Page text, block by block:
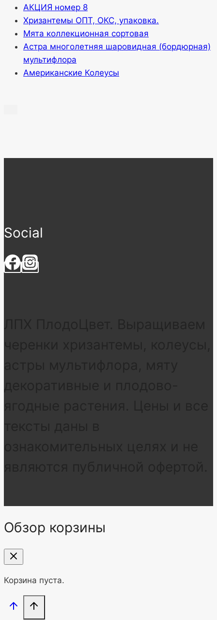
АКЦИЯ номер 8
Хризантемы ОПТ, ОКС, упаковка.
Мята коллекционная сортовая
Астра многолетняя шаровидная (бордюрная)
мультифлора
Американские Колеусы
Social
Обзор корзины
Корзина пуста.